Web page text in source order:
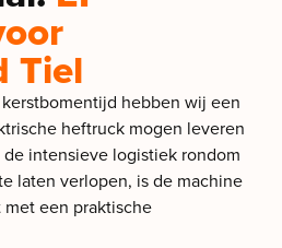
Tiel
hebben wij een
heftruck mogen leveren
intensieve logistiek rondom
laten verlopen, is de machine
een praktische